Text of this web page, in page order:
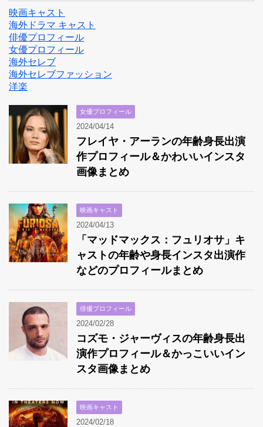
映画キャスト
海外ドラマ キャスト
俳優プロフィール
女優プロフィール
海外セレブ
海外セレブファッション
洋楽
女優プロフィール
2024/04/14
フレイヤ・アーランの年齢身長出演
作プロフィール＆かわいいインスタ
画像まとめ
映画キャスト
2024/04/13
「マッドマックス：フュリオサ」キ
ャストの年齢や身長インスタ出演作
などのプロフィールまとめ
俳優プロフィール
2024/02/28
コズモ・ジャーヴィスの年齢身長出
演作プロフィール＆かっこいいイン
スタ画像まとめ
映画キャスト
2024/02/18